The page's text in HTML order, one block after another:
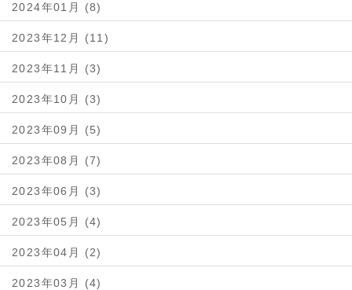
2024年01月 (8)
2023年12月 (11)
2023年11月 (3)
2023年10月 (3)
2023年09月 (5)
2023年08月 (7)
2023年06月 (3)
2023年05月 (4)
2023年04月 (2)
2023年03月 (4)